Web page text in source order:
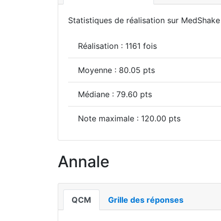
Statistiques de réalisation sur
Réalisation : 1161 fois
Moyenne : 80.05 pts
Médiane : 79.60 pts
Note maximale : 120.00 pts
Annale
QCM Grille des réponses